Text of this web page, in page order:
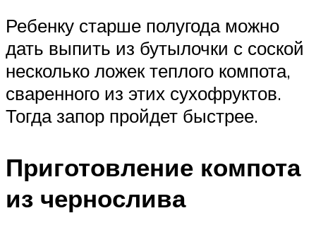
Ребенку старше полугода можно
дать выпить из бутылочки с соской
несколько ложек теплого компота,
сваренного из этих сухофруктов.
Тогда запор пройдет быстрее.
Приготовление компота
из чернослива